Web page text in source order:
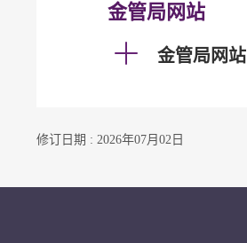
金管局网站
金管局网站
修订日期 : 2026年07月02日